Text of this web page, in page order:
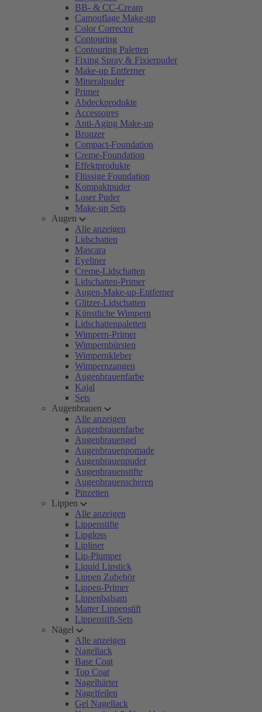
BB- & CC-Cream
Camouflage Make-up
Color Corrector
Contouring
Contouring Paletten
Fixing Spray & Fixierpuder
Make-up Entferner
Mineralpuder
Primer
Abdeckprodukte
Accessoires
Anti-Aging Make-up
Bronzer
Compact-Foundation
Creme-Foundation
Effektprodukte
Flüssige Foundation
Kompaktpuder
Loser Puder
Make-up Sets
Augen
Alle anzeigen
Lidschatten
Mascara
Eyeliner
Creme-Lidschatten
Lidschatten-Primer
Augen-Make-up-Entferner
Glitzer-Lidschatten
Künstliche Wimpern
Lidschattenpaletten
Wimpern-Primer
Wimpernbürsten
Wimpernkleber
Wimpernzangen
Augenbrauenfarbe
Kajal
Sets
Augenbrauen
Alle anzeigen
Augenbrauenfarbe
Augenbrauengel
Augenbrauenpomade
Augenbrauenpuder
Augenbrauenstifte
Augenbrauenscheren
Pinzetten
Lippen
Alle anzeigen
Lippenstifte
Lipgloss
Lipliner
Lip-Plumper
Liquid Lipstick
Lippen Zubehör
Lippen-Primer
Lippenbalsam
Matter Lippenstift
Lippenstift-Sets
Nägel
Alle anzeigen
Nagellack
Base Coat
Top Coat
Nagelhärter
Nagelfeilen
Gel Nagellack